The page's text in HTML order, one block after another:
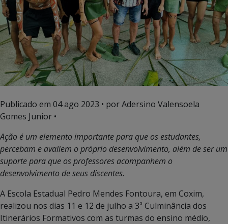
Publicado em 04 ago 2023 • por Adersino Valensoela
Gomes Junior •
Ação é um elemento importante para que os estudantes,
percebam e avaliem o próprio desenvolvimento, além de ser um
suporte para que os professores acompanhem o
desenvolvimento de seus discentes.
A Escola Estadual Pedro Mendes Fontoura, em Coxim,
realizou nos dias 11 e 12 de julho a 3ª Culminância dos
Itinerários Formativos com as turmas do ensino médio,